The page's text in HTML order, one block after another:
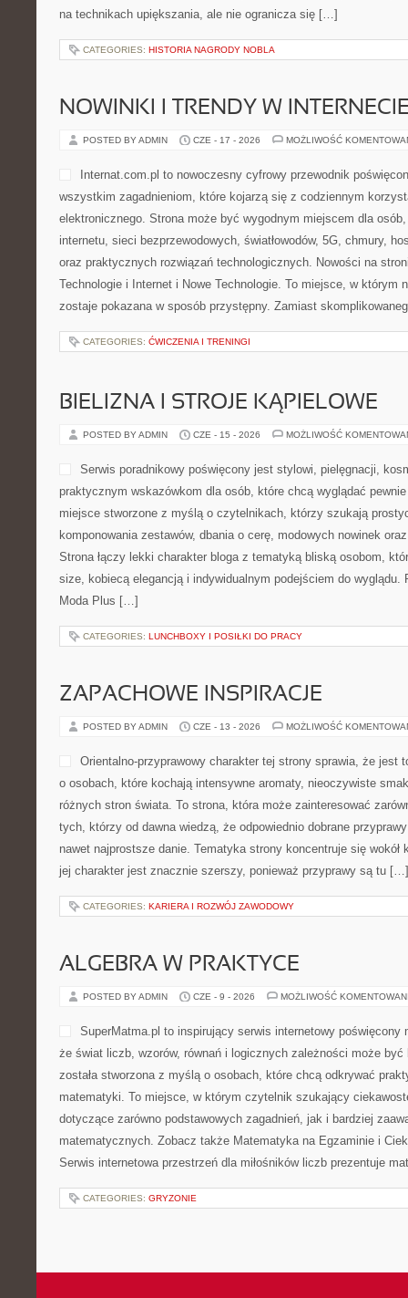
na technikach upiększania, ale nie ogranicza się […]
CATEGORIES: HISTORIA NAGRODY NOBLA
NOWINKI I TRENDY W
POSTED BY ADMIN CZE - 17 - 2026 MOŻLIWOŚĆ
Internat.com.pl to nowoczesny cyfrowy przewodnik
wszystkim zagadnieniom, które kojarzą się z codziennym
elektronicznego. Strona może być wygodnym miejscem dla
internetu, sieci bezprzewodowych, światłowodów, 5G, chmury,
oraz praktycznych rozwiązań technologicznych. Nowości na
Technologie i Internet i Nowe Technologie. To miejsce, w którym
zostaje pokazana w sposób przystępny. Zamiast
CATEGORIES: ĆWICZENIA I TRENINGI
BIELIZNA I STROJE KĄPIELOWE
POSTED BY ADMIN CZE - 15 - 2026 MOŻLIWOŚĆ
Serwis poradnikowy poświęcony jest stylowi, pielęgnacji,
praktycznym wskazówkom dla osób, które chcą wyglądać
miejsce stworzone z myślą o czytelnikach, którzy szukają
komponowania zestawów, dbania o cerę, modowych nowinek
Strona łączy lekki charakter bloga z tematyką bliską osobom,
size, kobiecą elegancją i indywidualnym podejściem do wyglądu.
Moda Plus […]
CATEGORIES: LUNCHBOXY I POSIŁKI DO PRACY
ZAPACHOWE INSPIRACJE
POSTED BY ADMIN CZE - 13 - 2026 MOŻLIWOŚĆ
Orientalno-przyprawowy charakter tej strony sprawia, że jest
o osobach, które kochają intensywne aromaty, nieoczywiste
różnych stron świata. To strona, która może zainteresować
tych, którzy od dawna wiedzą, że odpowiednio dobrane
nawet najprostsze danie. Tematyka strony koncentruje się wokół
jej charakter jest znacznie szerszy, ponieważ przyprawy są tu […]
CATEGORIES: KARIERA I ROZWÓJ ZAWODOWY
ALGEBRA W PRAKTYCE
POSTED BY ADMIN CZE - 9 - 2026 MOŻLIWOŚĆ
SuperMatma.pl to inspirujący serwis internetowy
że świat liczb, wzorów, równań i logicznych zależności może
została stworzona z myślą o osobach, które chcą odkrywać
matematyki. To miejsce, w którym czytelnik szukający
dotyczące zarówno podstawowych zagadnień, jak i bardziej
matematycznych. Zobacz także Matematyka na Egzaminie i
Serwis internetowa przestrzeń dla miłośników liczb prezentuje
CATEGORIES: GRYZONIE